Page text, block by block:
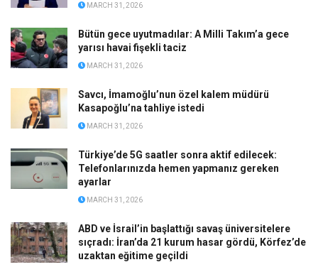
MARCH 31, 2026
Bütün gece uyutmadılar: A Milli Takım’a gece
yarısı havai fişekli taciz
MARCH 31, 2026
Savcı, İmamoğlu’nun özel kalem müdürü
Kasapoğlu’na tahliye istedi
MARCH 31, 2026
Türkiye’de 5G saatler sonra aktif edilecek:
Telefonlarınızda hemen yapmanız gereken
ayarlar
MARCH 31, 2026
ABD ve İsrail’in başlattığı savaş üniversitelere
sıçradı: İran’da 21 kurum hasar gördü, Körfez’de
uzaktan eğitime geçildi